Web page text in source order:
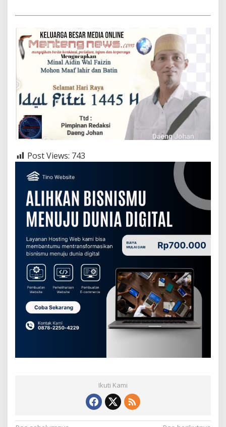
Post Views: 743
Ikuti Kami